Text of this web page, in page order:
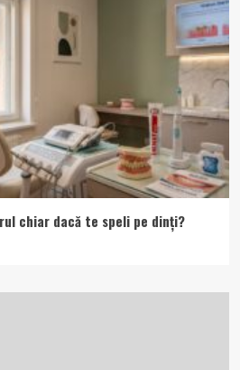
chiar dacă te speli pe dinți?